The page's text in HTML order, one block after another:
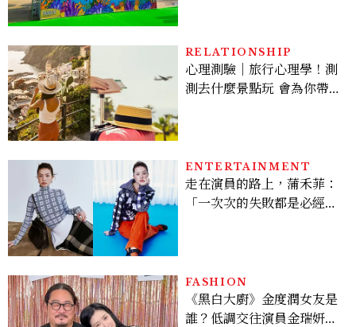
RELATIONSHIP
心理測驗｜旅行心理學！測
測去什麼景點玩 會為你帶來
ENTERTAINMENT
走在演員的路上，蒲禾菲：
「一次次的失敗都是必經過
FASHION
《黑白大廚》金度潤女友是
誰？低調交往演員金瑞妍、